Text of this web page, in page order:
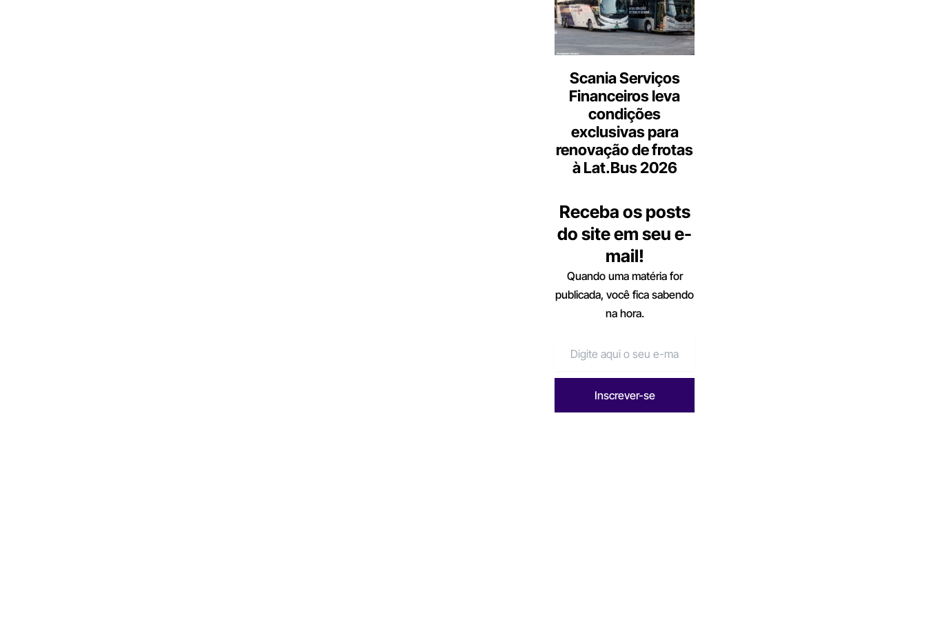
Scania Serviços
Financeiros leva
condições
exclusivas para
renovação de frotas
à Lat.Bus 2026
Receba os posts
do site em seu e-
mail!
Quando uma matéria for
publicada, você fica sabendo
na hora.
Inscrever-se